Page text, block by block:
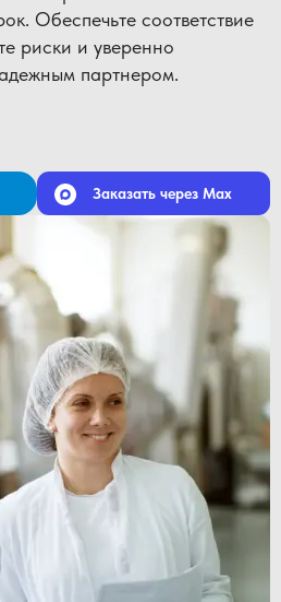
Обеспечьте соответствие
риски и уверенно
партнером.
Заказать через Max